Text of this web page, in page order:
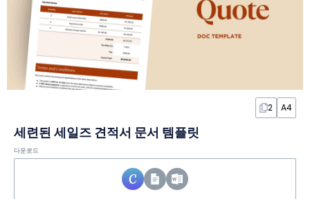
2 A4
세련된 세일즈 견적서 문서 템플릿
다운로드